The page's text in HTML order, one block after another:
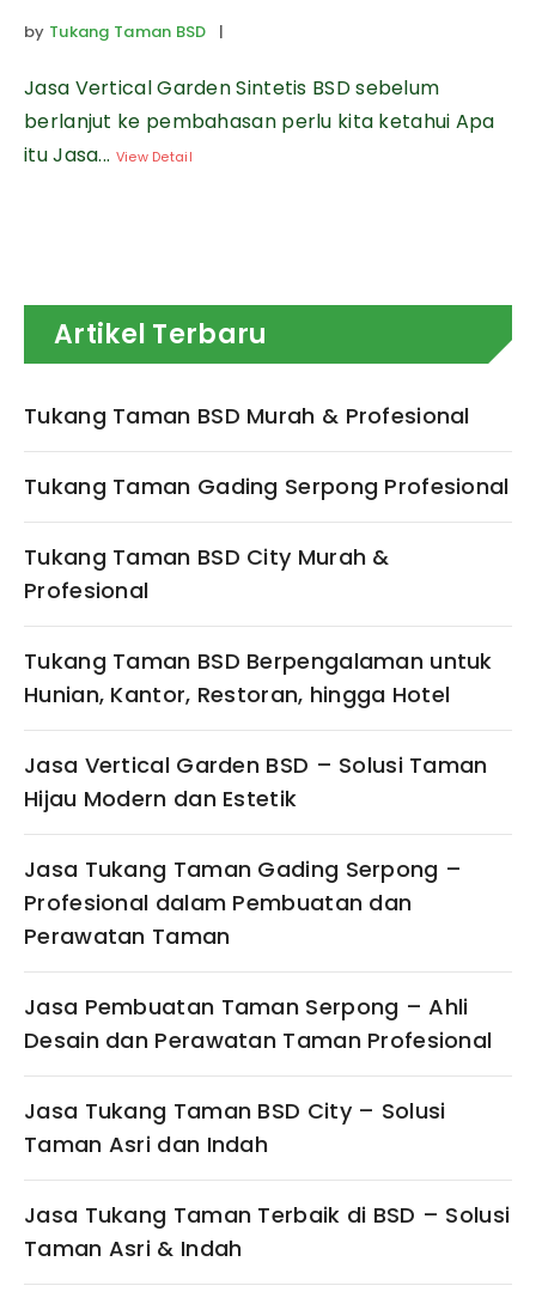
by Tukang Taman BSD |
Jasa Vertical Garden Sintetis BSD sebelum
berlanjut ke pembahasan perlu kita ketahui Apa
itu Jasa... View Detail
Artikel Terbaru
Tukang Taman BSD Murah & Profesional
Tukang Taman Gading Serpong Profesional
Tukang Taman BSD City Murah &
Profesional
Tukang Taman BSD Berpengalaman untuk
Hunian, Kantor, Restoran, hingga Hotel
Jasa Vertical Garden BSD – Solusi Taman
Hijau Modern dan Estetik
Jasa Tukang Taman Gading Serpong –
Profesional dalam Pembuatan dan
Perawatan Taman
Jasa Pembuatan Taman Serpong – Ahli
Desain dan Perawatan Taman Profesional
Jasa Tukang Taman BSD City – Solusi
Taman Asri dan Indah
Jasa Tukang Taman Terbaik di BSD – Solusi
Taman Asri & Indah